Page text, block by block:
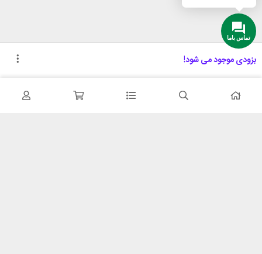
بزودی موجود می شود!
تماس باما